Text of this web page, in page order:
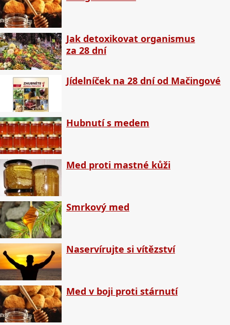
Jak detoxikovat organismus
za 28 dní
Jídelníček na 28 dní od Mačingové
Hubnutí s medem
Med proti mastné kůži
Smrkový med
Naservírujte si vítězství
Med v boji proti stárnutí